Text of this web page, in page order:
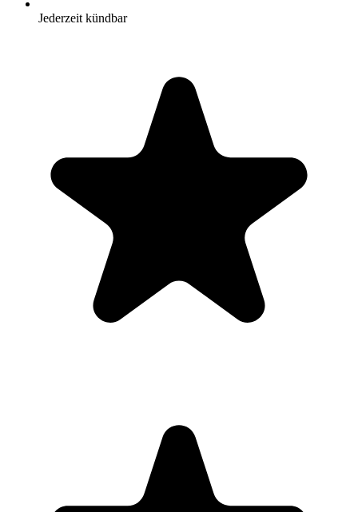
Jederzeit kündbar